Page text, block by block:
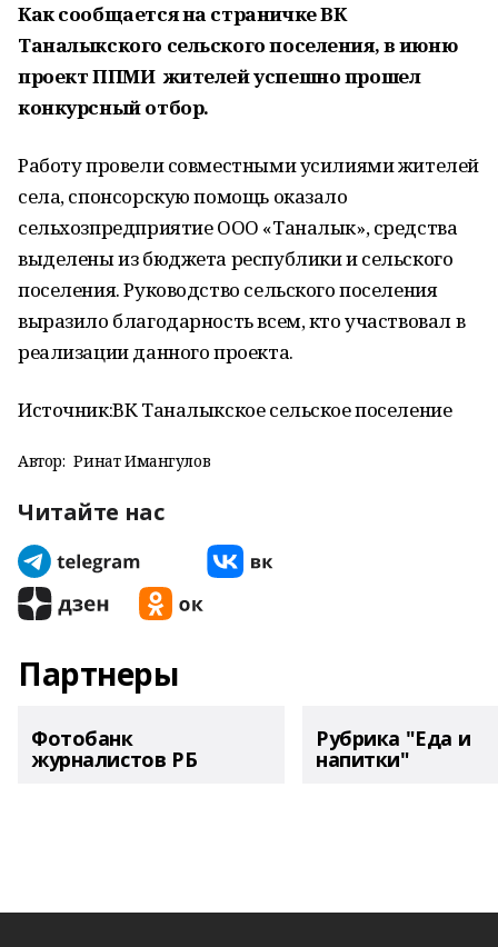
Как сообщается на страничке ВК
Таналыкского сельского поселения, в июню
проект ППМИ жителей успешно прошел
конкурсный отбор.
Работу провели совместными усилиями жителей
села, спонсорскую помощь оказало
сельхозпредприятие ООО «Таналык», средства
выделены из бюджета республики и сельского
поселения. Руководство сельского поселения
выразило благодарность всем, кто участвовал в
реализации данного проекта.
Источник:ВК Таналыкское сельское поселение
Автор: Ринат Имангулов
Читайте нас
Партнеры
Фотобанк
журналистов РБ
Рубрика "Еда и
напитки"